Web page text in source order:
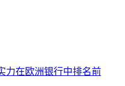
力在欧洲银行中排名前